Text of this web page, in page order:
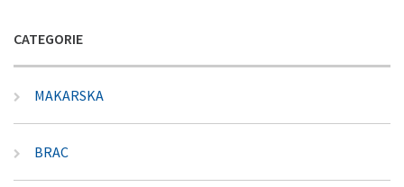
CATEGORIE
MAKARSKA
BRAC